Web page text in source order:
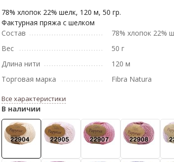
78% хлопок 22% шелк, 120 м, 50 гр.
Фактурная пряжа с шелком
Состав
78% хлопок 22%
Вес
50 г
Длина нити
120 м
Торговая марка
Fibra Natura
Все характеристики
В наличии